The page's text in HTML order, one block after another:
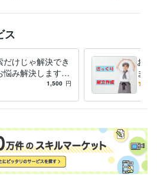
ール
年
養・食事相談など
談 献立作成 栄養計算
レシピ作成
ス
だけじゃ解決でき
悩み解決します
相談、その他のご
1,500 円
お手
ま
から